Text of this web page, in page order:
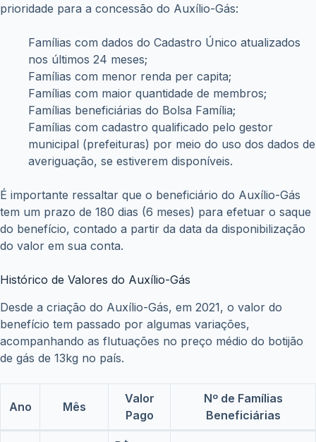
prioridade para a concessão do Auxílio-Gás:
Famílias com dados do Cadastro Único atualizados
nos últimos 24 meses;
Famílias com menor renda per capita;
Famílias com maior quantidade de membros;
Famílias beneficiárias do Bolsa Família;
Famílias com cadastro qualificado pelo gestor
municipal (prefeituras) por meio do uso dos dados de
averiguação, se estiverem disponíveis.
É importante ressaltar que o beneficiário do Auxílio-Gás
tem um prazo de 180 dias (6 meses) para efetuar o saque
do benefício, contado a partir da data da disponibilização
do valor em sua conta.
Histórico de Valores do Auxílio-Gás
Desde a criação do Auxílio-Gás, em 2021, o valor do
benefício tem passado por algumas variações,
acompanhando as flutuações no preço médio do botijão
de gás de 13kg no país.
Ano Mês
Valor
Pago
Nº de Famílias
Beneficiárias